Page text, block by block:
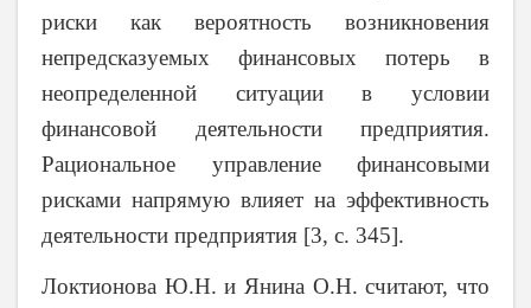
риски как вероятность возникновения
непредсказуемых финансовых потерь в
неопределенной ситуации в условии
финансовой деятельности предприятия.
Рациональное управление финансовыми
рисками напрямую влияет на эффективность
деятельности предприятия [3, c. 345].
Локтионова Ю.Н. и Янина О.Н. считают, что